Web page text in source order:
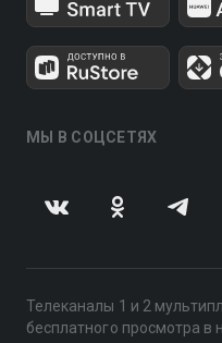
МЫ В СОЦСЕТЯХ
Телеканалы 1 и 2
бесплатного просмотра